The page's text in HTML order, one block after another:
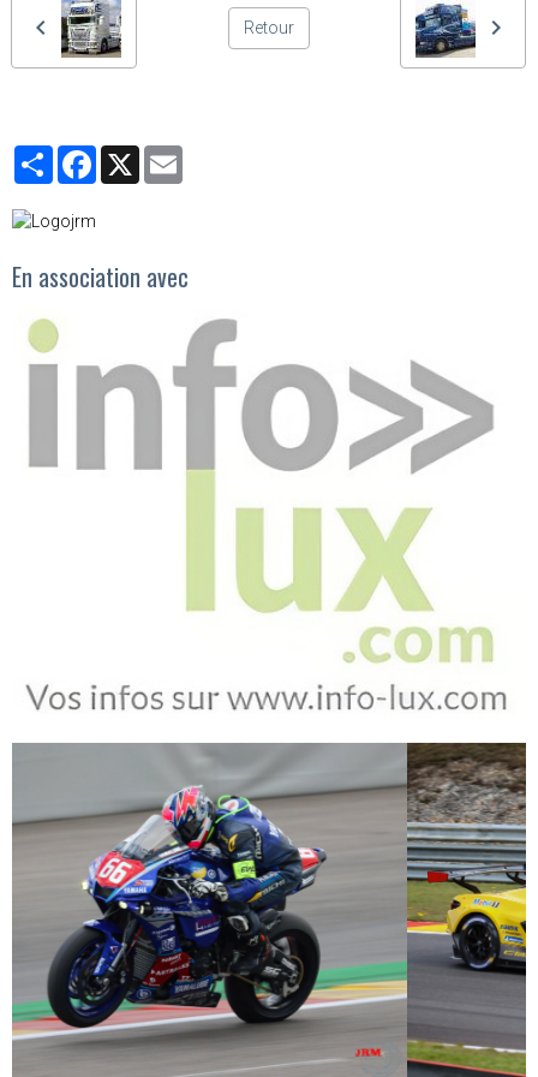
Retour
PartagerFacebook
X
En association avec